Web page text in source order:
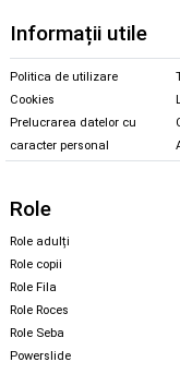
Informații utile
Politica de utilizare
Cookies
Prelucrarea datelor cu
caracter personal
Role
Role adulți
Role copii
Role Fila
Role Roces
Role Seba
Powerslide